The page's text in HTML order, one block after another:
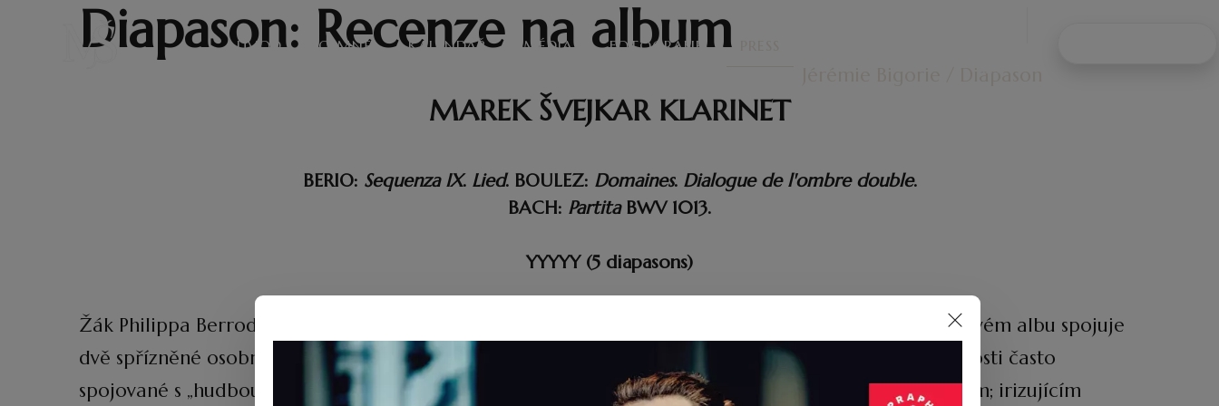
ÚVOD O MNĚ KALENDÁŘ MÉDIA FOTOGRAFIE
Diapason: Recenze na album
MAREK ŠVEJKAR KLARINET
BERIO: Sequenza IX. Lied. BOULEZ: Domaines. Dialogue de l'ombre double.
BACH: PartitaBWV 1013.
YYYYY (5 diapasons)
Žák Philippa Berroda a Jérôma Comta na Conservatoire de Paris, Marek Švejkar ve svém prvním sólovém albu spojuje
dvě spřízněné osobnosti druhé poloviny 20. století. Jeho přirozená a vyčištěná hra se vyhýbá křečovitosti často
spojované s „hudbou soudobou“ a dává přednost zpěvnosti. Spíše než ostrostí vyniká sametovým tónem; irizujícím